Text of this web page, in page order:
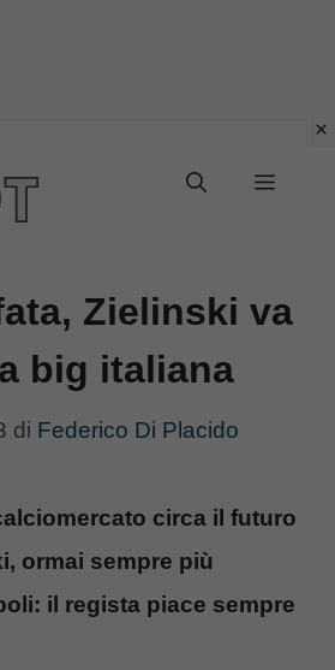
Menu
Zielinski va
big italiana
di Federico Di Placido
circa il futuro
ormai sempre più
il regista piace sempre